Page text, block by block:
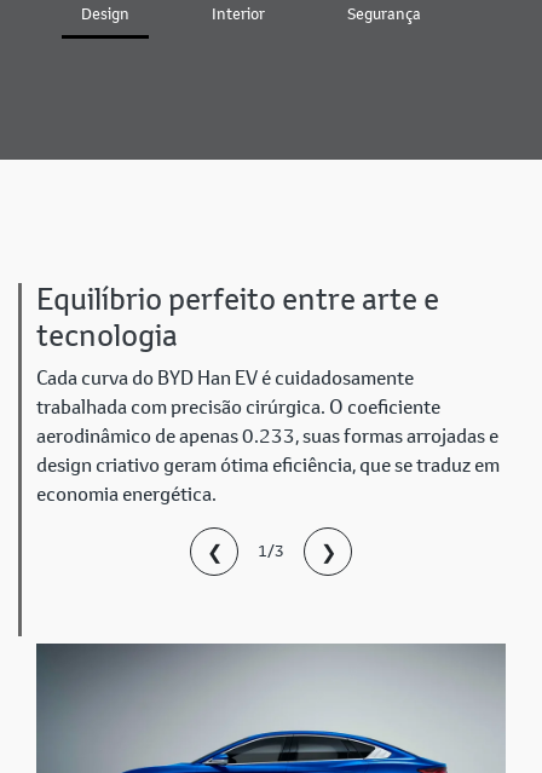
Design Interior Segurança
Equilíbrio perfeito entre arte e
tecnologia
Cada curva do BYD Han EV é cuidadosamente
trabalhada com precisão cirúrgica. O coeficiente
aerodinâmico de apenas 0.233, suas formas arrojadas e
design criativo geram ótima eficiência, que se traduz em
economia energética.
❮ 1/3 ❯